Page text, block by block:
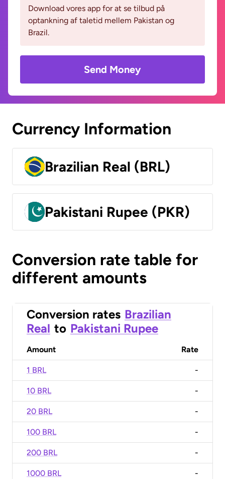
Download vores app for at se tilbud på
optankning af taletid mellem Pakistan og
Brazil.
Send Money
Currency Information
Brazilian Real (BRL)
Pakistani Rupee (PKR)
Conversion rate table for
different amounts
Conversion rates Brazilian
Real to Pakistani Rupee
Amount Rate
1 BRL -
10 BRL -
20 BRL -
100 BRL -
200 BRL -
1000 BRL -